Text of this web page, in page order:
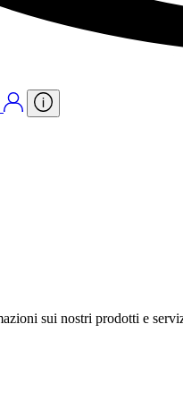
sui nostri prodotti e